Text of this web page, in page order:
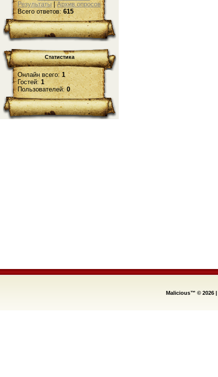
Результаты|Архив опросов
Всего ответов:615
Статистика
Онлайн всего:1
Гостей:1
Пользователей:0
Malicious™ © 2026